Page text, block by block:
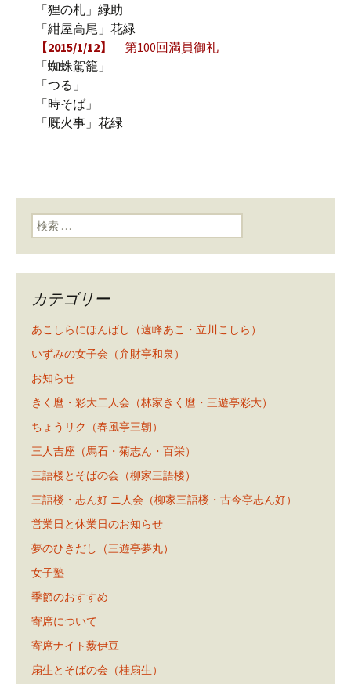
「狸の札」緑助
「紺屋高尾」花緑
【2015/1/12】
第100回満員御礼
「蜘蛛駕籠」
「つる」
「時そば」
「厩火事」花緑
検索:
カテゴリー
あこしらにほんばし（遠峰あこ・立川こしら）
いずみの女子会（弁財亭和泉）
お知らせ
きく麿・彩大二人会（林家きく麿・三遊亭彩大）
ちょうリク（春風亭三朝）
三人吉座（馬石・菊志ん・百栄）
三語楼とそばの会（柳家三語楼）
三語楼・志ん好 ニ人会（柳家三語楼・古今亭志ん好）
営業日と休業日のお知らせ
夢のひきだし（三遊亭夢丸）
女子塾
季節のおすすめ
寄席について
寄席ナイト薮伊豆
扇生とそばの会（桂扇生）